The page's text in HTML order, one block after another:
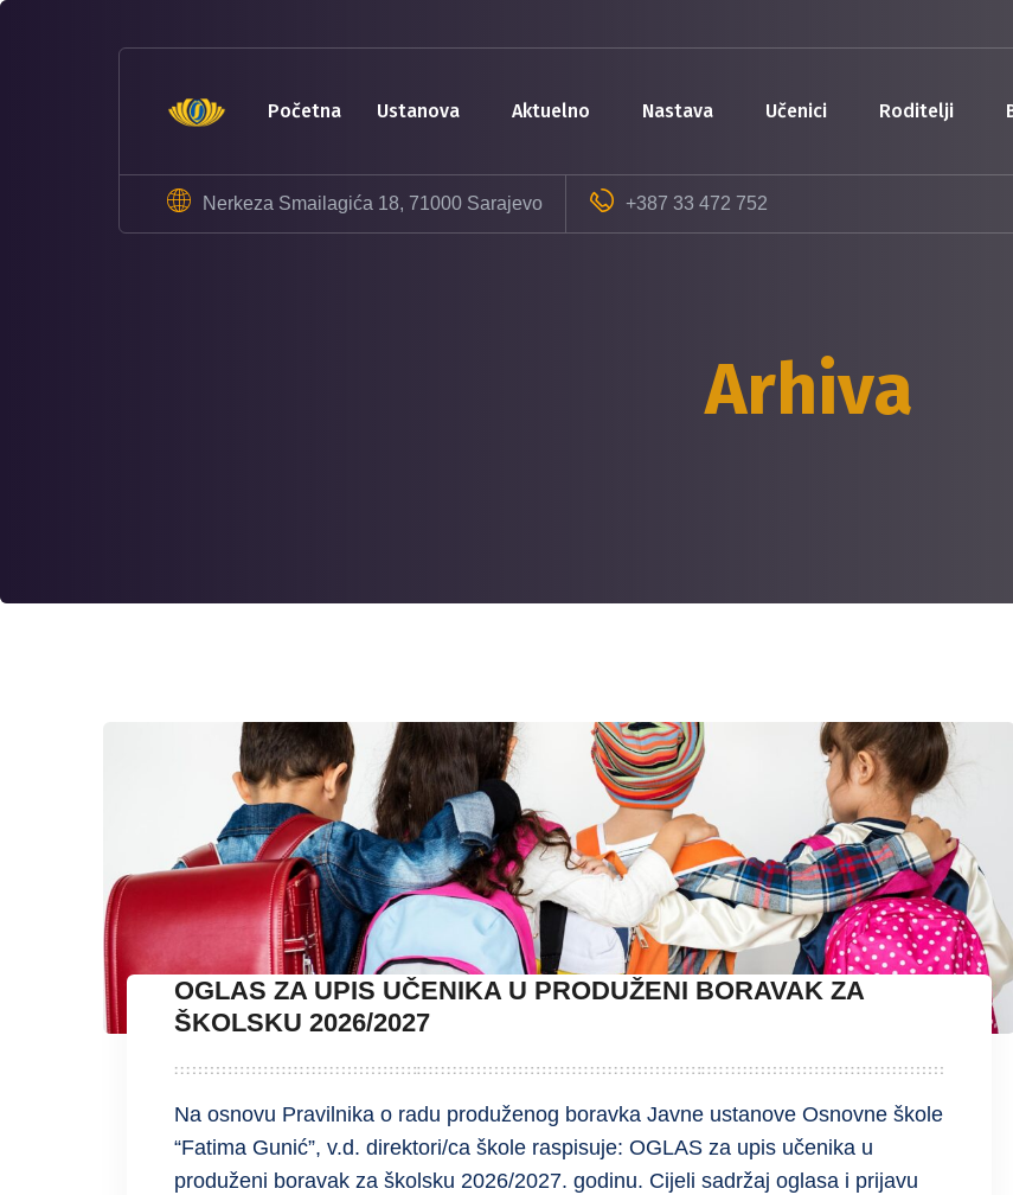
početna ustanova aktuelno nastava učenici roditelji
Nerkeza Smailagića 18, 71000 Sarajevo +387 33 472 752
Arhiva
OGLAS ZA UPIS UČENIKA U PRODUŽENI BORAVAK ZA
ŠKOLSKU 2026/2027
Na osnovu Pravilnika o radu produženog boravka Javne ustanove Osnovne škole
“Fatima Gunić”, v.d. direktori/ca škole raspisuje: OGLAS za upis učenika u
produženi boravak za školsku 2026/2027. godinu. Cijeli sadržaj oglasa i prijavu